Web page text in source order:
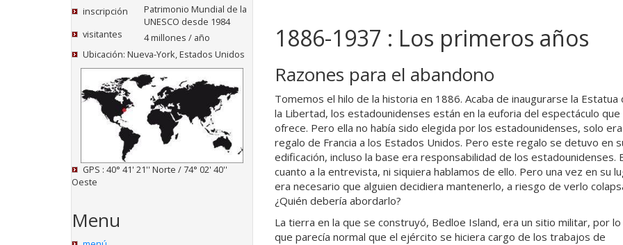
inscripción
Patrimonio Mundial de la
UNESCO desde 1984
visitantes
4 millones / año
Ubicación: Nueva-York, Estados Unidos
GPS : 40° 41' 21'' Norte / 74° 02' 40''
Oeste
Menu
1886-1937 : Los primeros años
Razones para el abandono
Tomemos el hilo de la historia en 1886. Acaba de inaugurarse la Estatua
la Libertad, los estadounidenses están en la euforia del espectáculo que
ofrece. Pero ella no había sido elegida por los estadounidenses, solo
regalo de Francia a los Estados Unidos. Pero este regalo se detuvo en
edificación, incluso la base era responsabilidad de los estadounidenses.
cuanto a la entrevista, ni siquiera hablamos de ello. Pero una vez en su
era necesario que alguien decidiera mantenerlo, a riesgo de verlo
¿Quién debería abordarlo?
La tierra en la que se construyó, Bedloe Island, era un sitio militar, por lo
que parecía normal que el ejército se hiciera cargo de los trabajos de